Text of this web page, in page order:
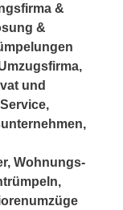
&
&
und
Wohnungs-